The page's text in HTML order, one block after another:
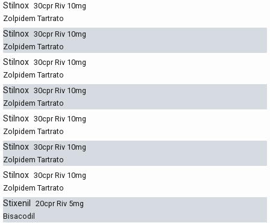
Stilnox 30cpr Riv 10mg
Zolpidem Tartrato
Stilnox 30cpr Riv 10mg
Zolpidem Tartrato
Stilnox 30cpr Riv 10mg
Zolpidem Tartrato
Stilnox 30cpr Riv 10mg
Zolpidem Tartrato
Stilnox 30cpr Riv 10mg
Zolpidem Tartrato
Stilnox 30cpr Riv 10mg
Zolpidem Tartrato
Stilnox 30cpr Riv 10mg
Zolpidem Tartrato
Stixenil
20cpr Riv 5mg
Bisacodil